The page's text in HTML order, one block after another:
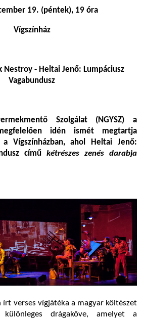
19. (péntek), 19 óra
Vígszínház
Nestroy - Heltai Jenő: Lumpáciusz
Vagabundusz
Szolgálat (NGYSZ) a
idén ismét megtartja
Vígszínházban, ahol Heltai Jenő:
című kétrészes zenés darabja
írt verses vígjátéka a magyar költészet
drágaköve, amelyet a